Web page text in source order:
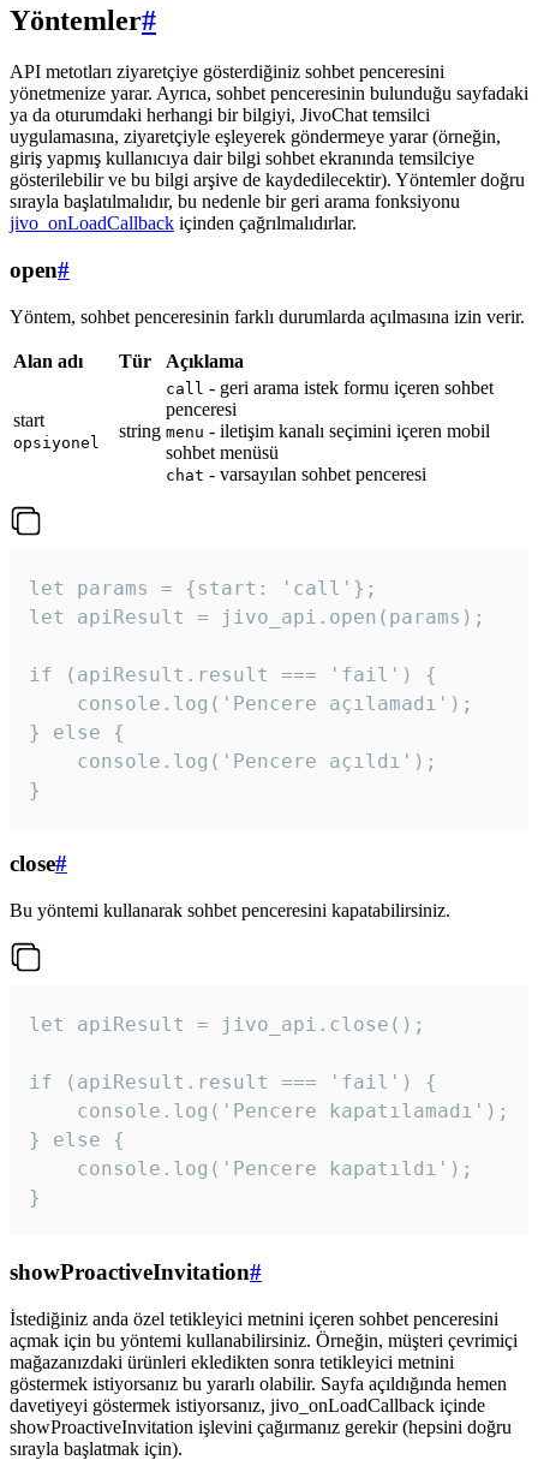
Yöntemler#
API metotları ziyaretçiye gösterdiğiniz sohbet penceresini
yönetmenize yarar. Ayrıca, sohbet penceresinin bulunduğu sayfadaki
ya da oturumdaki herhangi bir bilgiyi, JivoChat temsilci
uygulamasına, ziyaretçiyle eşleyerek göndermeye yarar (örneğin,
giriş yapmış kullanıcıya dair bilgi sohbet ekranında temsilciye
gösterilebilir ve bu bilgi arşive de kaydedilecektir). Yöntemler doğru
sırayla başlatılmalıdır, bu nedenle bir geri arama fonksiyonu
jivo_onLoadCallback içinden çağrılmalıdırlar.
open#
Yöntem, sohbet penceresinin farklı durumlarda açılmasına izin verir.
Alan adı Tür Açıklama
start
opsiyonel
string
call - geri arama istek formu içeren sohbet
penceresi
menu - iletişim kanalı seçimini içeren mobil
sohbet menüsü
chat - varsayılan sohbet penceresi
let params = {start: 'call'};
let apiResult = jivo_api.open(params);
if (apiResult.result === 'fail') {
    console.log('Pencere açılamadı');
} else {
    console.log('Pencere açıldı');
}
close#
Bu yöntemi kullanarak sohbet penceresini kapatabilirsiniz.
let apiResult = jivo_api.close();
if (apiResult.result === 'fail') {
    console.log('Pencere kapatılamadı');
} else {
    console.log('Pencere kapatıldı');
}
showProactiveInvitation#
İstediğiniz anda özel tetikleyici metnini içeren sohbet penceresini
açmak için bu yöntemi kullanabilirsiniz. Örneğin, müşteri çevrimiçi
mağazanızdaki ürünleri ekledikten sonra tetikleyici metnini
göstermek istiyorsanız bu yararlı olabilir. Sayfa açıldığında hemen
davetiyeyi göstermek istiyorsanız, jivo_onLoadCallback içinde
showProactiveInvitation işlevini çağırmanız gerekir (hepsini doğru
sırayla başlatmak için).